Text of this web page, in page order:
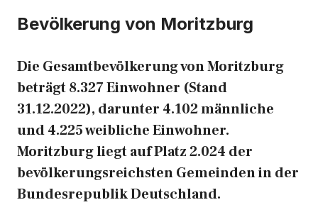
Bevölkerung von Moritzburg
Die Gesamtbevölkerung von Moritzburg
beträgt 8.327 Einwohner (Stand
31.12.2022), darunter 4.102 männliche
und 4.225 weibliche Einwohner.
Moritzburg liegt auf Platz 2.024 der
bevölkerungsreichsten Gemeinden in der
Bundesrepublik Deutschland.